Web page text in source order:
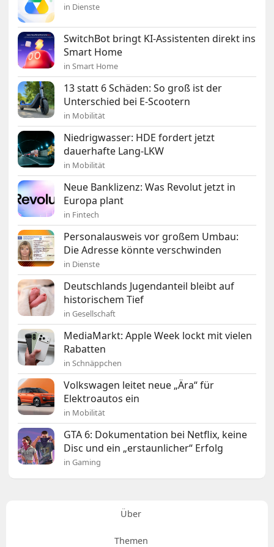
in Dienste
SwitchBot bringt KI-Assistenten direkt ins
Smart Home
in Smart Home
13 statt 6 Schäden: So groß ist der
Unterschied bei E-Scootern
in Mobilität
Niedrigwasser: HDE fordert jetzt
dauerhafte Lang-LKW
in Mobilität
Neue Banklizenz: Was Revolut jetzt in
Europa plant
in Fintech
Personalausweis vor großem Umbau:
Die Adresse könnte verschwinden
in Dienste
Deutschlands Jugendanteil bleibt auf
historischem Tief
in Gesellschaft
MediaMarkt: Apple Week lockt mit vielen
Rabatten
in Schnäppchen
Volkswagen leitet neue „Ära“ für
Elektroautos ein
in Mobilität
GTA 6: Dokumentation bei Netflix, keine
Disc und ein „erstaunlicher“ Erfolg
in Gaming
Über
Themen